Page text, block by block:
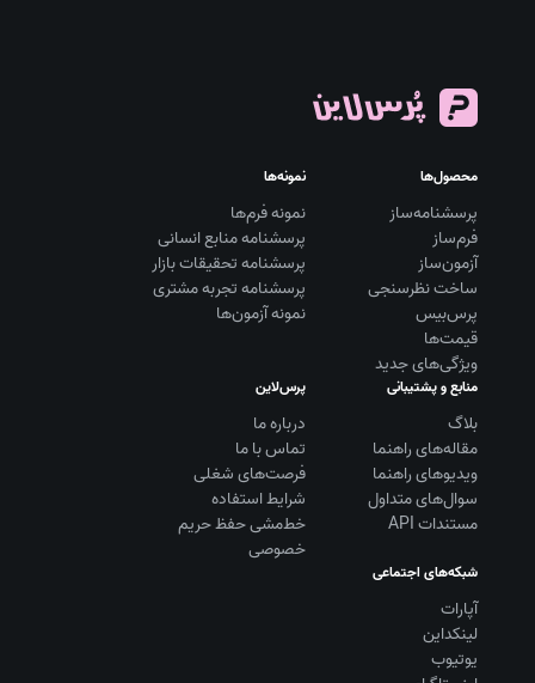
محصول‌ها
پرسشنامه‌ساز
فرم‌ساز
آزمون‌ساز
ساخت نظرسنجی
پرس‌بیس
قیمت‌ها
ویژگی‌های جدید
نمونه‌ها
نمونه فرم‌ها
پرسشنامه منابع انسانی
پرسشنامه تحقیقات بازار
پرسشنامه تجربه مشتری
نمونه آزمون‌ها
منابع و پشتیبانی
بلاگ
مقاله‌های راهنما
ویديوهای راهنما
سوال‌های متداول
مستندات API
پرس‌لاین
درباره ما
تماس با ما
فرصت‌های شغلی
شرایط استفاده
خط‌مشی حفظ حریم
خصوصی
شبکه‌های اجتماعی
آپارات
لینکداین
یوتیوب